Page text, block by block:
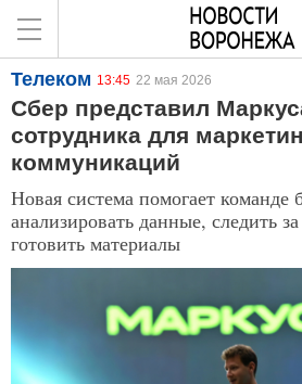
Телеком 13:45 22 мая 2026
Сбер представил
сотрудника для
коммуникаций
Новая система помогает команде
анализировать данные, следить
готовить материалы